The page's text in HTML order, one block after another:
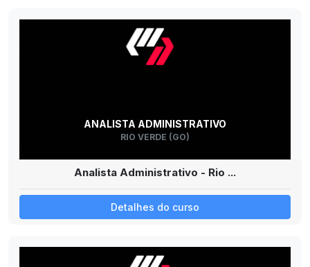
ANALISTA ADMINISTRATIVO
RIO VERDE (GO)
Analista Administrativo - Rio ...
Detalhes do curso